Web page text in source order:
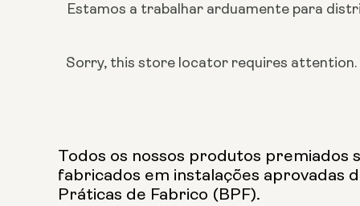
Estamos a trabalhar arduamente para
Sorry, this store locator requires attention.
Todos os nossos produtos premiados
fabricados em instalações aprovadas
Práticas de Fabrico (BPF).